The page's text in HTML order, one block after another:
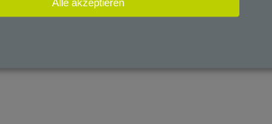
Alle akzeptieren